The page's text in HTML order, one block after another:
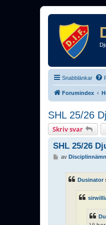
Snabblänkar
Forumindex
SHL 25/26
Skriv svar
SHL 25/26
av
Dusinator